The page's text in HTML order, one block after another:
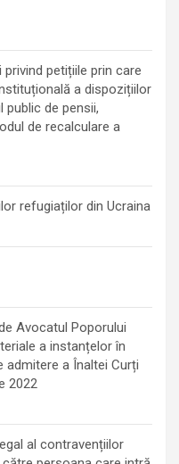
petițiile prin care
a dispozițiilor
public de pensii,
de recalculare a
refugiaților din Ucraina
Avocatul Poporului
a instanțelor în
admitere a Înaltei Curți
2022
al contravențiilor